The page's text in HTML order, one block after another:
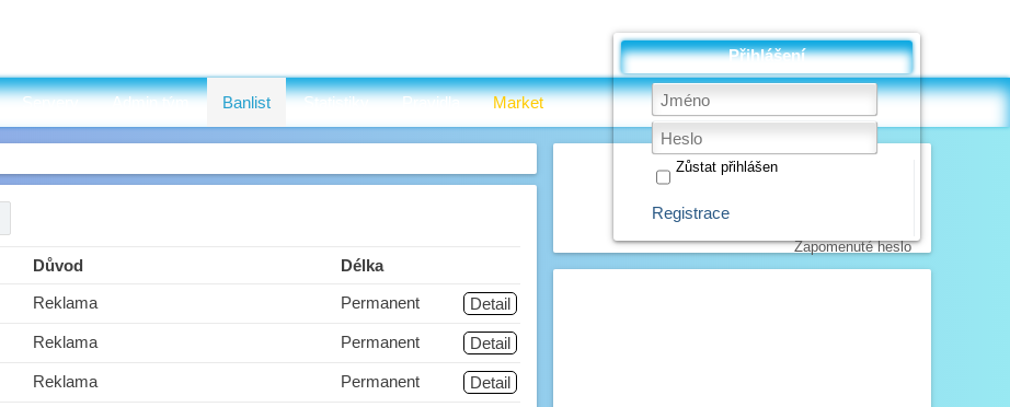
Přihlášení
Zůstat přihlášen
Registrace
Zapomenuté heslo
Servery Admin tým Banlist Statistiky Pravidla Market
Důvod
Délka
Reklama Permanent Detail
Reklama Permanent Detail
Reklama Permanent Detail